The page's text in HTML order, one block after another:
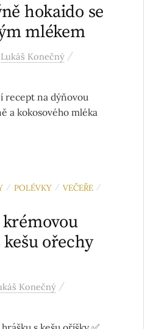
hokaido se
mlékem
Lukáš Konečný /
recept na dýňovou
a kokosového mléka
/ POLÉVKY / VEČEŘE /
ořechy
Konečný /